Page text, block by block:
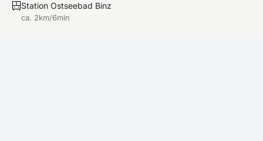
Station Ostseebad Binz
ca. 2km/6min